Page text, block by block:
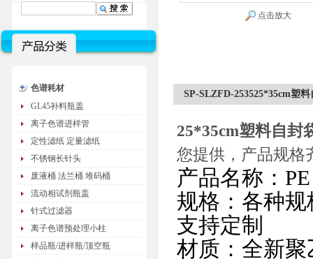
色谱耗材
GL45补料瓶盖
离子色谱进样管
定性滤纸 定量滤纸
不锈钢长针头
废液桶 法兰桶 堆码桶
流动相试剂瓶盖
针式过滤器
离子色谱预处理小柱
样品瓶/进样瓶/顶空瓶
点击放大
SP-SLZFD-253525*35cm塑
25*35cm塑料自封
您提供，产品规格
产品名称：
规格：各种规
支持定制
材质：全新